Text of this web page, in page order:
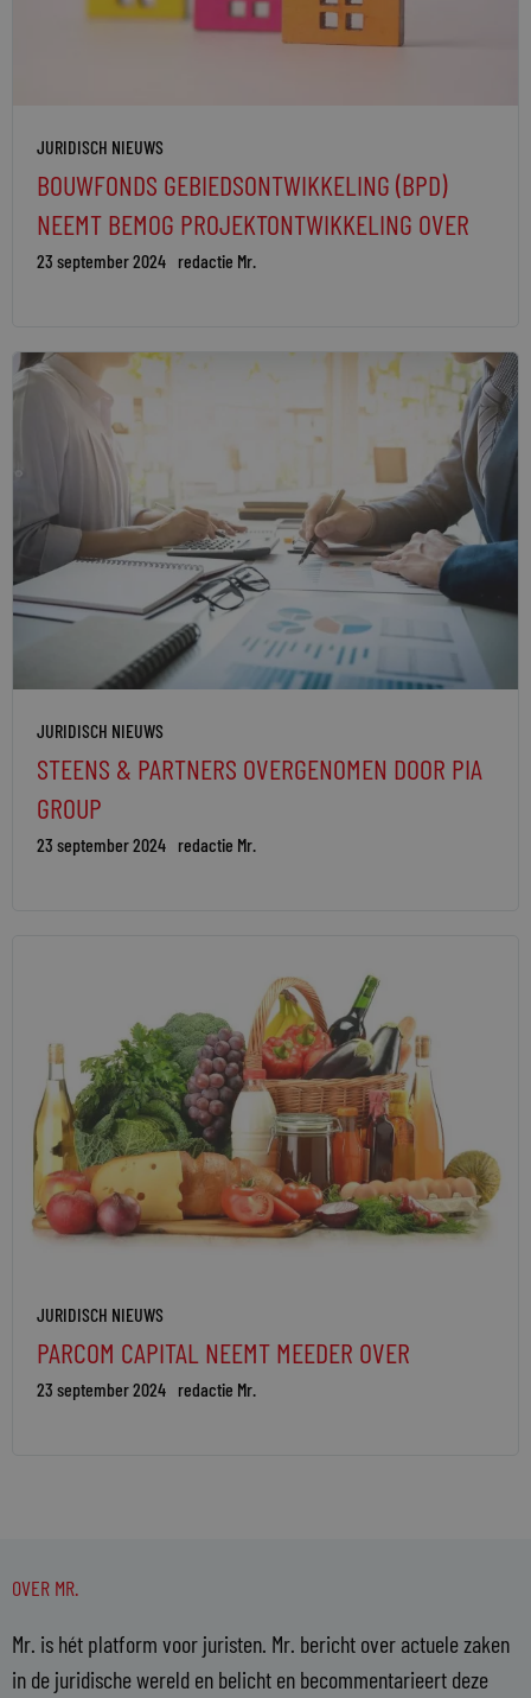
JURIDISCH NIEUWS
BOUWFONDS GEBIEDSONTWIKKELING (BPD)
NEEMT BEMOG PROJEKTONTWIKKELING OVER
23 september 2024 redactie Mr.
JURIDISCH NIEUWS
STEENS & PARTNERS OVERGENOMEN DOOR PIA
GROUP
23 september 2024 redactie Mr.
JURIDISCH NIEUWS
PARCOM CAPITAL NEEMT MEEDER OVER
23 september 2024 redactie Mr.
OVER MR.
Mr. is hét platform voor juristen. Mr. bericht over actuele zaken
in de juridische wereld en belicht en becommentarieert deze